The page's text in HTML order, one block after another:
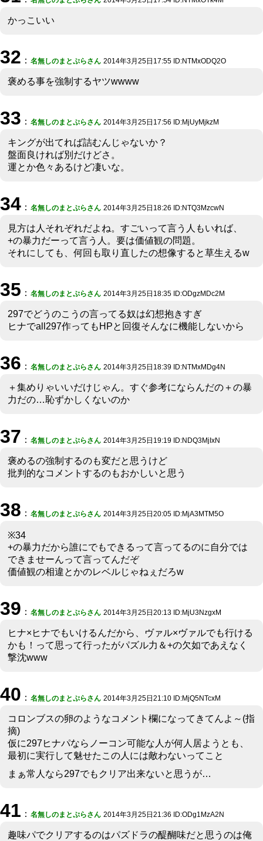
かっこいい
32 ： 名無しのまとぷらさん 2014年3月25日17:55 ID:NTMxODQ2O
褒める事を強制するヤツwwww
33 ： 名無しのまとぷらさん 2014年3月25日17:56 ID:MjUyMjkzM
キングが出てれば詰むんじゃないか？
盤面良ければ別だけどさ。
運とか色々あるけど凄いな。
34 ： 名無しのまとぷらさん 2014年3月25日18:26 ID:NTQ3MzcwN
見方は人それぞれだよね。すごいって言う人もいれば、
+の暴力だーって言う人。要は価値観の問題。
それにしても、何回も取り直したの想像すると草生えるw
35 ： 名無しのまとぷらさん 2014年3月25日18:35 ID:ODgzMDc2M
297でどうのこうの言ってる奴は幻想抱きすぎ
ヒナでall297作ってもHPと回復そんなに機能しないから
36 ： 名無しのまとぷらさん 2014年3月25日18:39 ID:NTMxMDg4N
＋集めりゃいいだけじゃん。すぐ参考にならんだの＋の暴
力だの…恥ずかしくないのか
37 ： 名無しのまとぷらさん 2014年3月25日19:19 ID:NDQ3MjIxN
褒めるの強制するのも変だと思うけど
批判的なコメントするのもおかしいと思う
38 ： 名無しのまとぷらさん 2014年3月25日20:05 ID:MjA3MTM5O
※34
+の暴力だから誰にでもできるって言ってるのに自分では
できませーんって言ってんだぞ
価値観の相違とかのレベルじゃねぇだろw
39 ： 名無しのまとぷらさん 2014年3月25日20:13 ID:MjU3NzgxM
ヒナ×ヒナでもいけるんだから、ヴァル×ヴァルでも行ける
かも！って思って行ったがパズル力＆+の欠如であえなく
撃沈www
40 ： 名無しのまとぷらさん 2014年3月25日21:10 ID:MjQ5NTcxM
コロンブスの卵のようなコメント欄になってきてんよ～(指
摘)
仮に297ヒナパならノーコン可能な人が何人居ようとも、
最初に実行して魅せたこの人には敵わないってこと
まぁ常人なら297でもクリア出来ないと思うが…
41 ： 名無しのまとぷらさん 2014年3月25日21:36 ID:ODg1MzA2N
趣味パでクリアするのはパズドラの醍醐味だと思うのは俺